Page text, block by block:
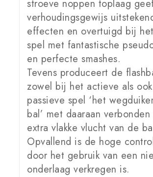
stroeve noppen toplaag
verhoudingsgewijs
effecten en overtuigd bij
spel met fantastische
en perfecte smashes.
Tevens produceert de
zowel bij het actieve als
passieve spel ‘het
bal’ met daaraan
extra vlakke vlucht van de
Opvallend is de hoge
door het gebruik van een
onderlaag verkregen is.